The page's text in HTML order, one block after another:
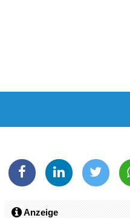
Anzeige